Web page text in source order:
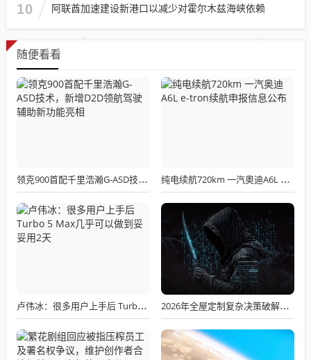
10 阿联酋加速建设新港口以减少对霍尔木兹海峡依赖
随便看看
领克900首配千里浩瀚G-ASD技术，新增D2D领航驾驶辅助新功能亮相 纯电续航720km 一汽奥迪A6L e-tron续航申报信息公布
卢伟冰：很多用户上手后 Turbo 5 Max几乎可以做到妥妥用2天 2026年全屋定制复杂决策破解：10大广州全屋定制品牌真实数据大起底